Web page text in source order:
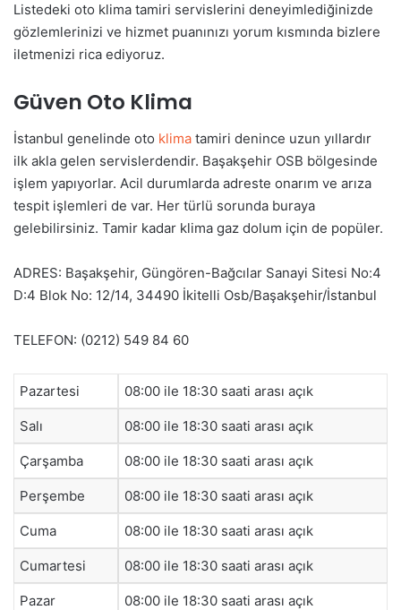
Listedeki oto klima tamiri servislerini deneyimlediğinizde
gözlemlerinizi ve hizmet puanınızı yorum kısmında bizlere
iletmenizi rica ediyoruz.
Güven Oto Klima
İstanbul genelinde oto klima tamiri denince uzun yıllardır
ilk akla gelen servislerdendir. Başakşehir OSB bölgesinde
işlem yapıyorlar. Acil durumlarda adreste onarım ve arıza
tespit işlemleri de var. Her türlü sorunda buraya
gelebilirsiniz. Tamir kadar klima gaz dolum için de popüler.
ADRES: Başakşehir, Güngören-Bağcılar Sanayi Sitesi No:4
D:4 Blok No: 12/14, 34490 İkitelli Osb/Başakşehir/İstanbul
TELEFON: (0212) 549 84 60
Pazartesi 08:00 ile 18:30 saati arası açık
Salı 08:00 ile 18:30 saati arası açık
Çarşamba 08:00 ile 18:30 saati arası açık
Perşembe 08:00 ile 18:30 saati arası açık
Cuma 08:00 ile 18:30 saati arası açık
Cumartesi 08:00 ile 18:30 saati arası açık
Pazar 08:00 ile 18:30 saati arası açık